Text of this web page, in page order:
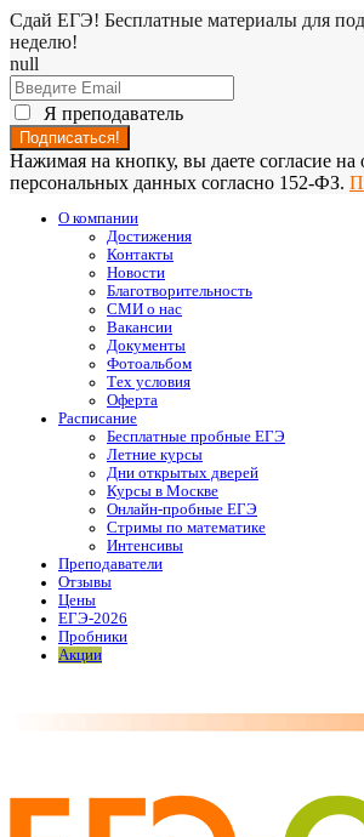
Сдай ЕГЭ! Бесплатные материалы для
неделю!
null
Я преподаватель
Нажимая на кнопку, вы даете согласие на
персональных данных согласно 152-ФЗ.
О компании
Достижения
Контакты
Новости
Благотворительность
СМИ о нас
Вакансии
Документы
Фотоальбом
Тех условия
Оферта
Расписание
Бесплатные пробные ЕГЭ
Летние курсы
Дни открытых дверей
Курсы в Москве
Онлайн-пробные ЕГЭ
Стримы по математике
Интенсивы
Преподаватели
Отзывы
Цены
ЕГЭ-2026
Пробники
Акции